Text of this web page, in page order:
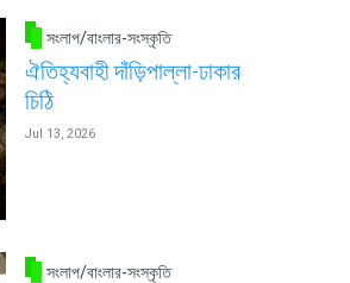
সংলাপ/বাংলার-সংস্কৃতি
ঐতিহ্যবাহী দাঁড়িপাল্লা-ঢাকার
চিঠি
Jul 13, 2026
সংলাপ/বাংলার-সংস্কৃতি